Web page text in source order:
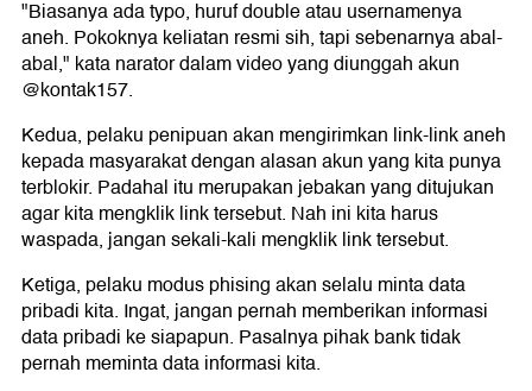
"Biasanya ada typo, huruf double atau usernamenya
aneh. Pokoknya keliatan resmi sih, tapi sebenarnya abal-
abal," kata narator dalam video yang diunggah akun
@kontak157.
Kedua, pelaku penipuan akan mengirimkan link-link aneh
kepada masyarakat dengan alasan akun yang kita punya
terblokir. Padahal itu merupakan jebakan yang ditujukan
agar kita mengklik link tersebut. Nah ini kita harus
waspada, jangan sekali-kali mengklik link tersebut.
Ketiga, pelaku modus phising akan selalu minta data
pribadi kita. Ingat, jangan pernah memberikan informasi
data pribadi ke siapapun. Pasalnya pihak bank tidak
pernah meminta data informasi kita.